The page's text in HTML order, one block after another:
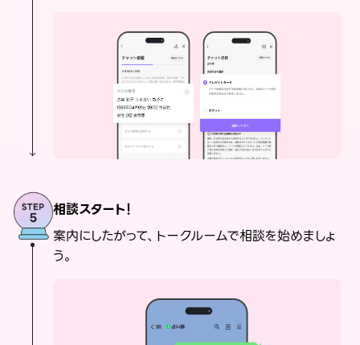
相談スタート！
案内にしたがって、トークルームで相談を始めましょ
う。